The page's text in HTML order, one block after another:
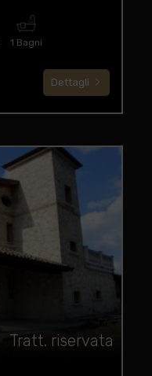
1 Bagni
Dettagli
Tratt. riservata